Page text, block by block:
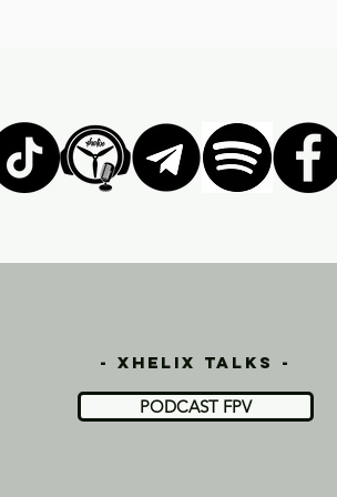
- xhelix talks -
PODCAST FPV